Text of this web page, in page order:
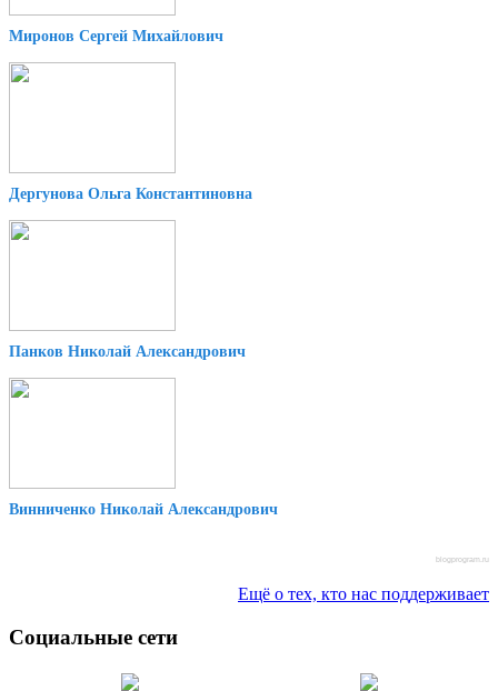
Миронов Сергей Михайлович
Дергунова Ольга Константиновна
Панков Николай Александрович
Винниченко Николай Александрович
blogprogram.ru
Ещё о тех, кто нас поддерживает
Социальные сети